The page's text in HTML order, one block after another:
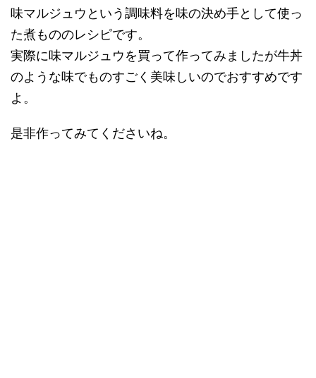
味マルジュウという調味料を味の決め手として使っ
た煮もののレシピです。
実際に味マルジュウを買って作ってみましたが牛丼
のような味でものすごく美味しいのでおすすめです
よ。
是非作ってみてくださいね。